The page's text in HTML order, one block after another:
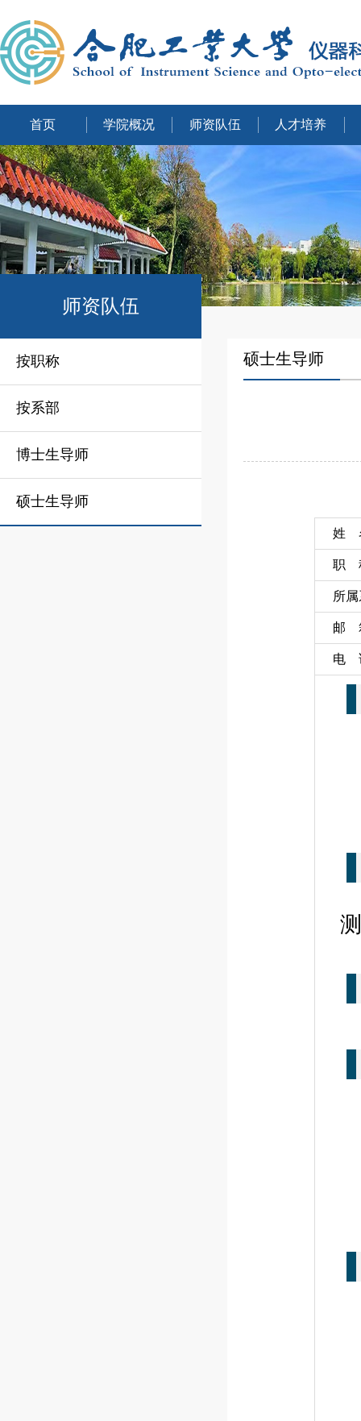
首页 学院概况 师资队伍 人才培养
师资队伍
按职称
按系部
博士生导师
硕士生导师
硕士生导师
姓
职
所
邮
电